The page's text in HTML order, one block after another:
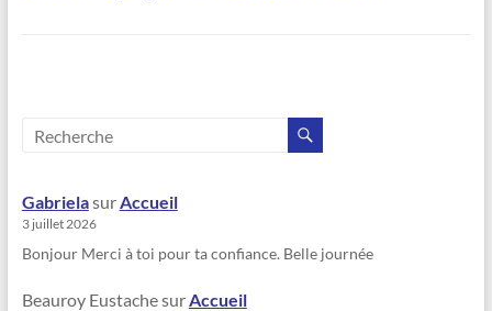
GabrielasurAccueil
3 juillet 2026
Bonjour Merci à toi pour ta confiance. Belle journée
Beauroy EustachesurAccueil